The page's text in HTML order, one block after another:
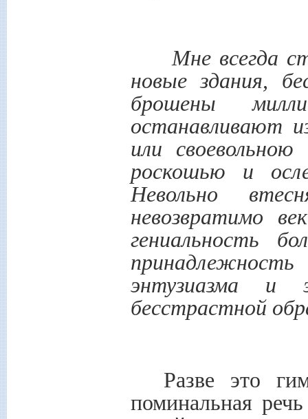
Мне всегда
новые здания,
брошены
останавливают
или
роскошью и
Невольно
невозвратимо
гениальность
энтузиазма и
бесстрастной
Разве это
поминальная